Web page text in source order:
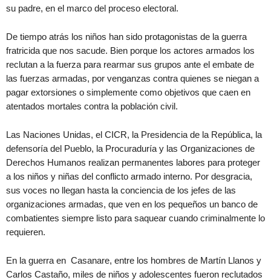
su padre, en el marco del proceso electoral.
De tiempo atrás los niños han sido protagonistas de la guerra
fratricida que nos sacude. Bien porque los actores armados los
reclutan a la fuerza para rearmar sus grupos ante el embate de
las fuerzas armadas, por venganzas contra quienes se niegan a
pagar extorsiones o simplemente como objetivos que caen en
atentados mortales contra la población civil.
Las Naciones Unidas, el CICR, la Presidencia de la República, la
defensoría del Pueblo, la Procuraduría y las Organizaciones de
Derechos Humanos realizan permanentes labores para proteger
a los niños y niñas del conflicto armado interno. Por desgracia,
sus voces no llegan hasta la conciencia de los jefes de las
organizaciones armadas, que ven en los pequeños un banco de
combatientes siempre listo para saquear cuando criminalmente lo
requieren.
En la guerra en Casanare, entre los hombres de Martín Llanos y
Carlos Castaño, miles de niños y adolescentes fueron reclutados